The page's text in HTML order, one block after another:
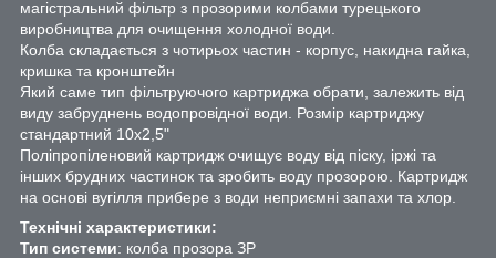
магістральний фільтр з прозорими колбами турецького
виробництва для очищення холодної води.
Колба складається з чотирьох частин - корпус, накидна гайка,
кришка та кронштейн
Який саме тип фільтруючого картриджа обрати, залежить від
виду забруднень водопровідної води. Розмір картриджу
стандартний 10х2,5"
Поліпропіленовий картридж очищує воду від піску, іржі та
інших брудних частинок та зробить воду прозорою. Картридж
на основі вугілля прибере з води неприємні запахи та хлор.
Технічні характеристики:
Тип системи: колба прозора ЗР